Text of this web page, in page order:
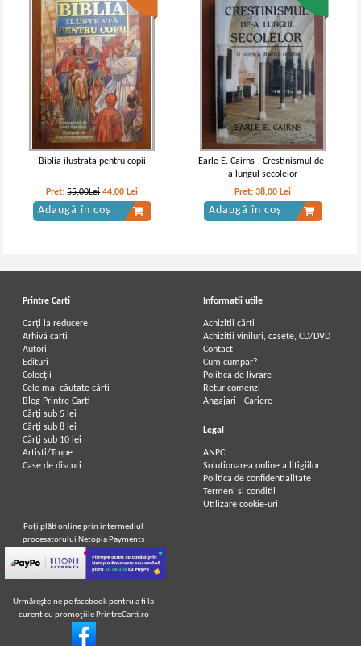
Biblia ilustrata pentru copii
Pret:55,00Lei 44,00 Lei
Adaugă în coș
Earle E. Cairns - Crestinismul de-
a lungul secolelor
Pret:38,00 Lei
Adaugă în coș
Printre Carti
Carți la reducere
Arhivă carți
Autori
Edituri
Colecții
Cele mai căutate cărți
Blog Printre Carti
Cărţi sub 5 lei
Cărţi sub 8 lei
Cărţi sub 10 lei
Artiști/Trupe
Case de discuri
Informatii utile
Achizitii cărți
Achizitii viniluri, casete, CD/DVD
Contact
Cum cumpar?
Politica de livrare
Retur comenzi
Angajari - Cariere
Legal
ANPC
Soluționarea online a litigiilor
Politica de confidentialitate
Termeni si conditii
Utilizare cookie-uri
Poţi plăti online prin intermediul
procesatorului Netopia Payments
Urmăreşte-ne pe facebook pentru a fi la
curent cu promoţiile PrintreCarti.ro